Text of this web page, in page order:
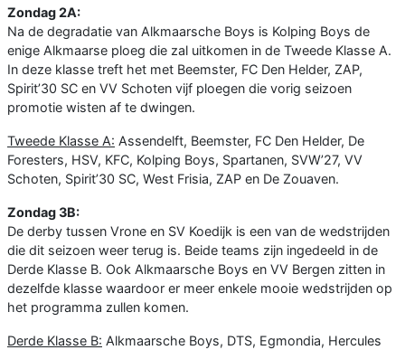
Zondag 2A:
Na de degradatie van Alkmaarsche Boys is Kolping Boys de
enige Alkmaarse ploeg die zal uitkomen in de Tweede Klasse A.
In deze klasse treft het met Beemster, FC Den Helder, ZAP,
Spirit’30 SC en VV Schoten vijf ploegen die vorig seizoen
promotie wisten af te dwingen.
Tweede Klasse A: Assendelft, Beemster, FC Den Helder, De
Foresters, HSV, KFC, Kolping Boys, Spartanen, SVW’27, VV
Schoten, Spirit’30 SC, West Frisia, ZAP en De Zouaven.
Zondag 3B:
De derby tussen Vrone en SV Koedijk is een van de wedstrijden
die dit seizoen weer terug is. Beide teams zijn ingedeeld in de
Derde Klasse B. Ook Alkmaarsche Boys en VV Bergen zitten in
dezelfde klasse waardoor er meer enkele mooie wedstrijden op
het programma zullen komen.
Derde Klasse B: Alkmaarsche Boys, DTS, Egmondia, Hercules